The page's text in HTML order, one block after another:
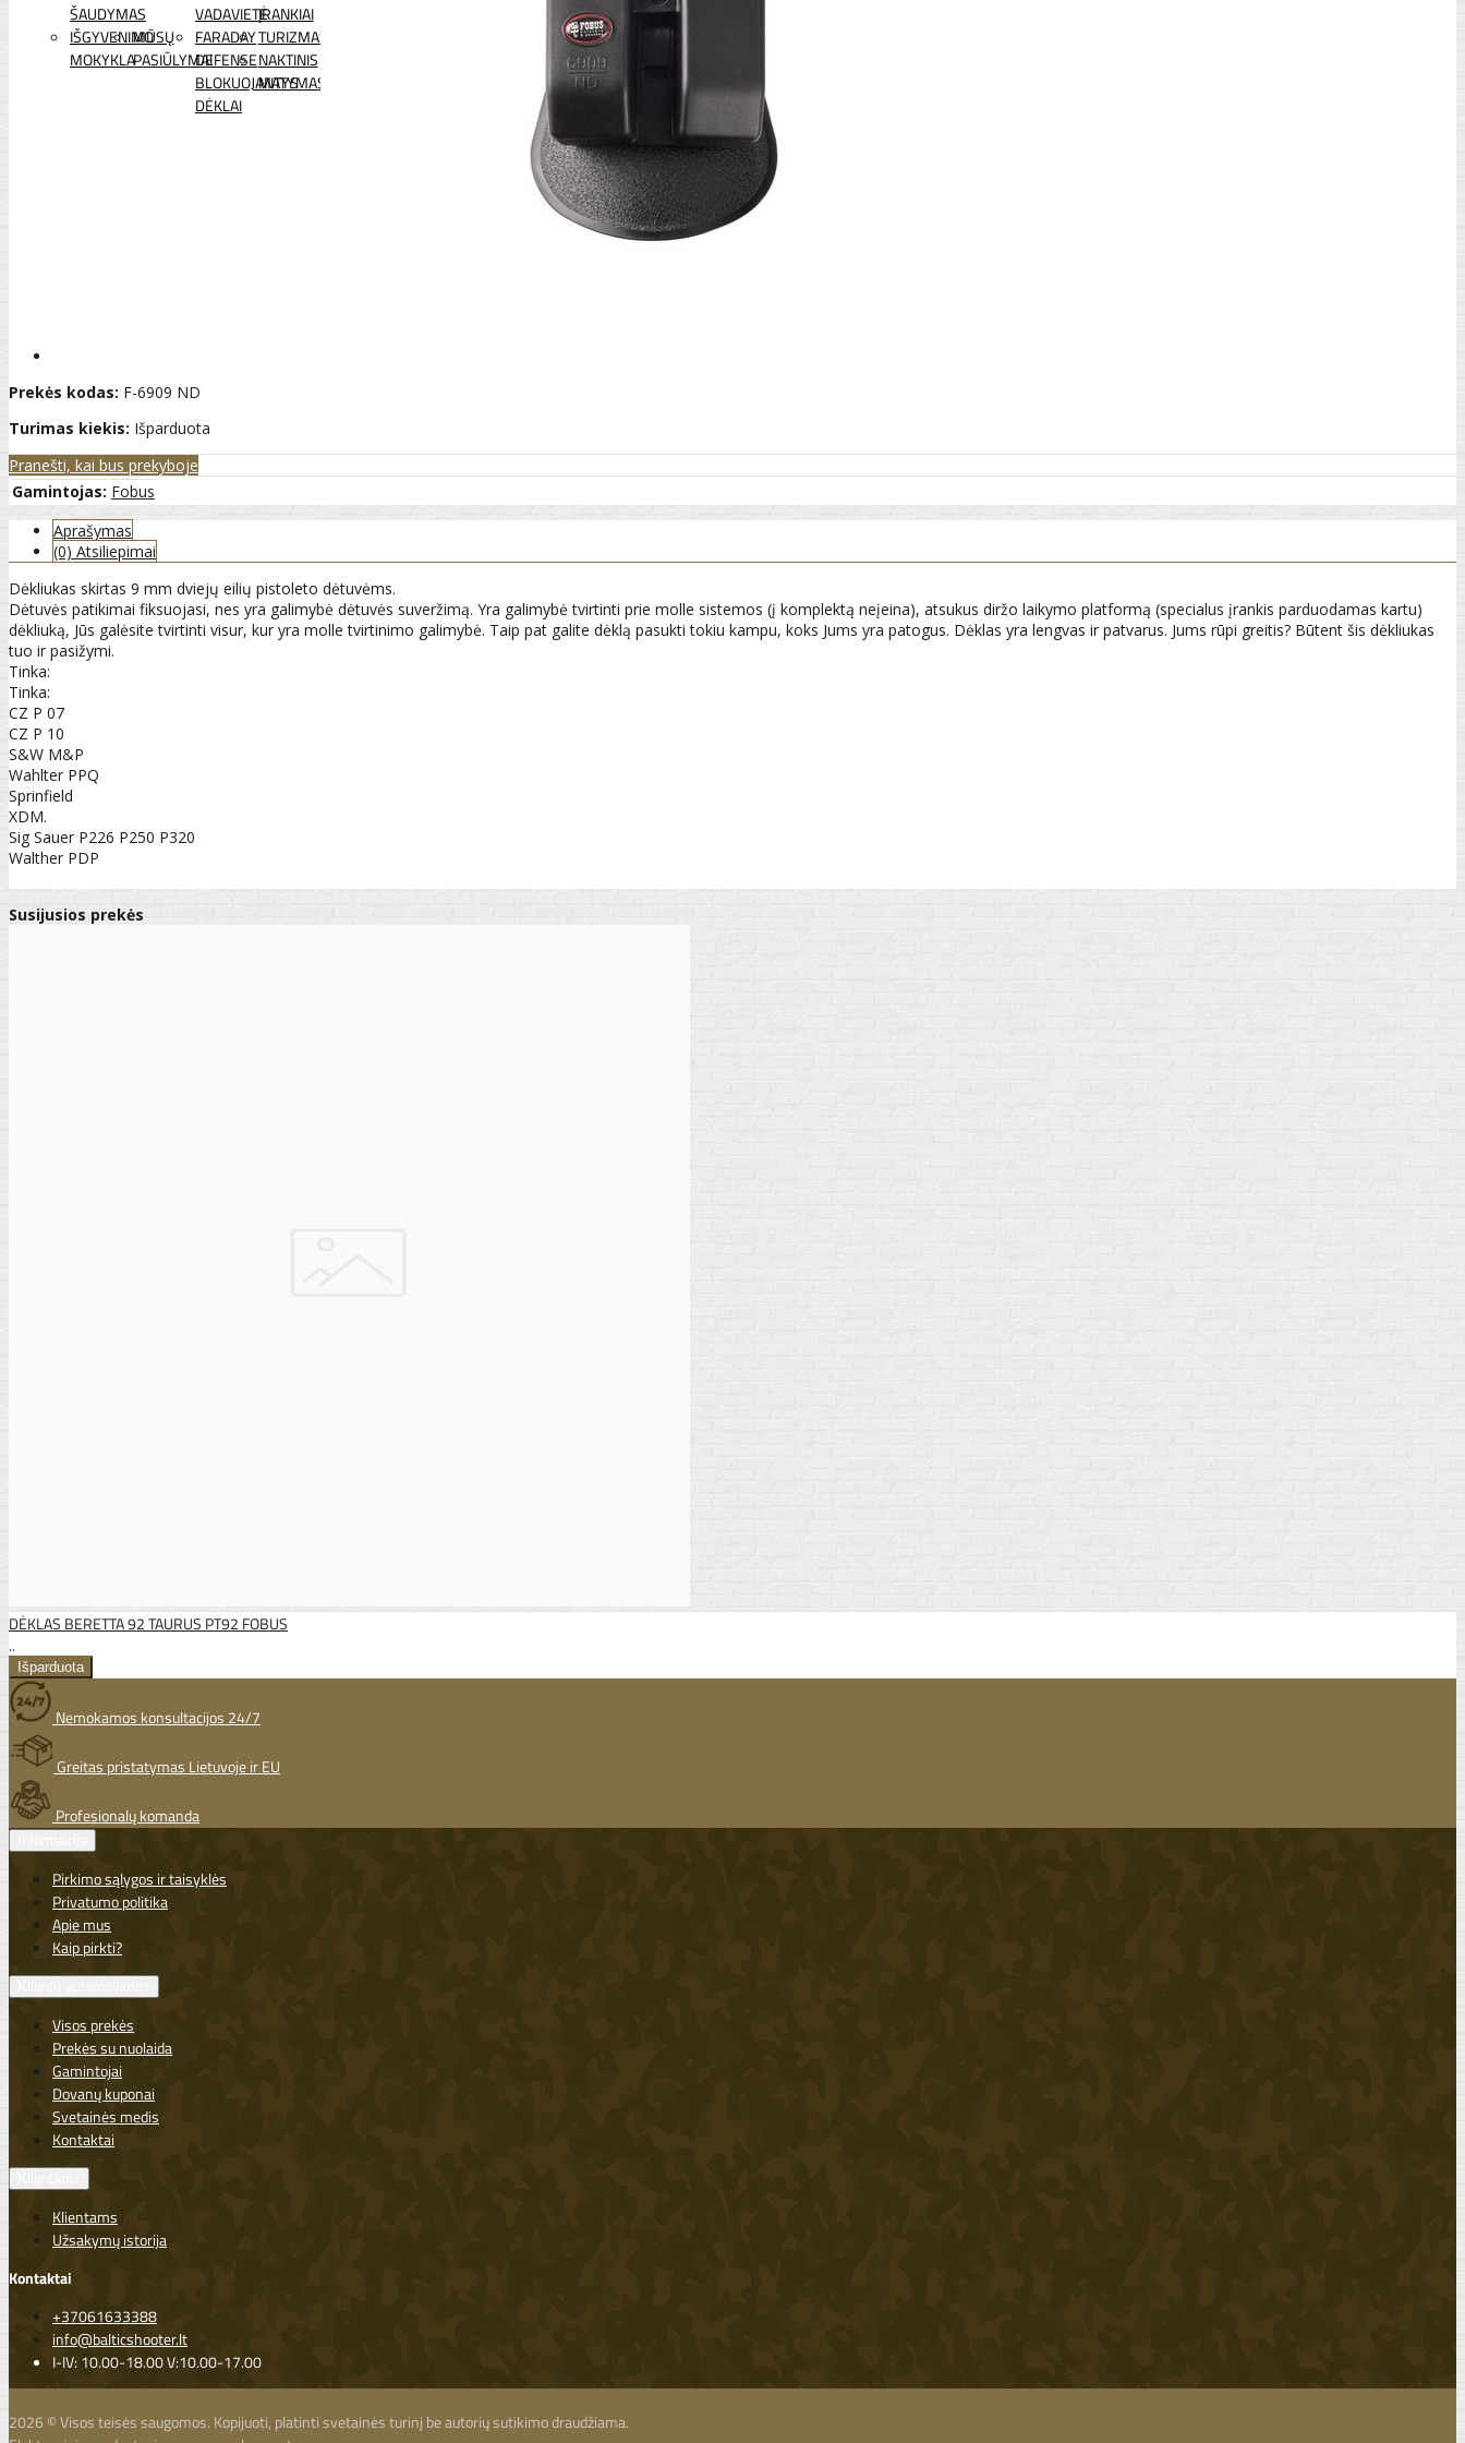
ŠAUDYMAS
VADAVIETĖĮRANKIAI
IŠGYVENIMO
MOKYKLA
MŪSŲ
PASIŪLYMAI
FARADAY
DEFENSE
BLOKUOJANTYS
DĖKLAI
TURIZMAS
NAKTINIS
MATYMAS
Prekės kodas: F-6909 ND
Turimas kiekis: Išparduota
Pranešti, kai bus prekyboje
Gamintojas: Fobus
Aprašymas
(0) Atsiliepimai
Dėkliukas skirtas 9 mm dviejų eilių pistoleto dėtuvėms.
Dėtuvės patikimai fiksuojasi, nes yra galimybė dėtuvės suveržimą. Yra galimybė tvirtinti prie molle sistemos (į komplektą neįeina), atsukus diržo laikymo platformą (specialus įrankis parduodamas kartu)
dėkliuką, Jūs galėsite tvirtinti visur, kur yra molle tvirtinimo galimybė. Taip pat galite dėklą pasukti tokiu kampu, koks Jums yra patogus. Dėklas yra lengvas ir patvarus. Jums rūpi greitis? Būtent šis dėkliukas
tuo ir pasižymi.
Tinka:
Tinka:
CZ P 07
CZ P 10
S&W M&P
Wahlter PPQ
Sprinfield
XDM.
Sig Sauer P226 P250 P320
Walther PDP
Susijusios prekės
DĖKLAS BERETTA 92 TAURUS PT92 FOBUS
..
Nemokamos konsultacijos 24/7
Greitas pristatymas Lietuvoje ir EU
Profesionalų komanda
Pirkimo sąlygos ir taisyklės
Privatumo politika
Apie mus
Kaip pirkti?
Visos prekės
Prekės su nuolaida
Gamintojai
Dovanų kuponai
Svetainės medis
Kontaktai
Klientams
Užsakymų istorija
Kontaktai
+37061633388
info@balticshooter.lt
I-IV: 10.00-18.00 V:10.00-17.00
2026 © Visos teisės saugomos. Kopijuoti, platinti svetainės turinį be autorių sutikimo draudžiama.